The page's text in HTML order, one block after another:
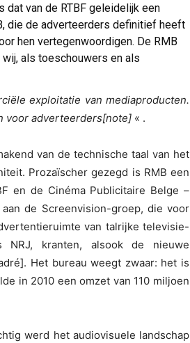
van de RTBF geleidelijk een
die de adverteerders definitief heeft
hen vertegenwoordigen. De RMB
als toeschouwers en als
exploitatie van mediaproducten.
voor adverteerders[note] « .
van de technische taal van het
Prozaïscher gezegd is RMB een
en de Cinéma Publicitaire Belge –
de Screenvision-groep, die voor
van talrijke televisie-
kranten, alsook de nieuwe
Het bureau weegt zwaar: het is
in 2010 een omzet van 110 miljoen
werd het audiovisuele landschap